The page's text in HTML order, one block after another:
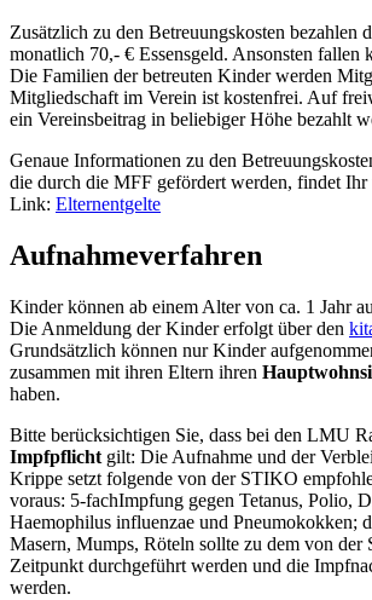
Zusätzlich zu den Betreuungskosten bezahlen
monatlich 70,- € Essensgeld. Ansonsten fallen
Die Familien der betreuten Kinder werden
Mitgliedschaft im Verein ist kostenfrei. Auf
ein Vereinsbeitrag in beliebiger Höhe bezahlt
Genaue Informationen zu den
die durch die MFF gefördert werden, findet Ihr
Link: Elternentgelte
Aufnahmeverfahren
Kinder können ab einem Alter von ca. 1 Jahr
Die Anmeldung der Kinder erfolgt über den
Grundsätzlich können nur Kinder
zusammen mit ihren Eltern ihren
haben.
Bitte berücksichtigen Sie, dass bei den LMU
Impfpflicht gilt: Die Aufnahme und der
Krippe setzt folgende von der STIKO
voraus: 5-fachImpfung gegen Tetanus, Polio,
Haemophilus influenzae und Pneumokokken;
Masern, Mumps, Röteln sollte zu dem von
Zeitpunkt durchgeführt werden und die
werden.